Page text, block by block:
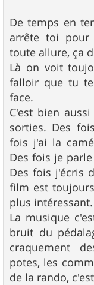
De temps en
arrête toi pour
toute allure, ça
Là on voit
falloir que tu
face.
C'est bien
sorties. Des
fois j'ai la
Des fois je
Des fois j'écris
film est
plus intéressant.
La musique
bruit du
craquement
potes, les
de la rando,